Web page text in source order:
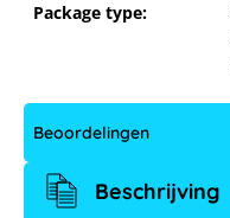
Sungrow SBR160
hybride HV SH6.0RT
Package type:
Beoordelingen
Beschrijving